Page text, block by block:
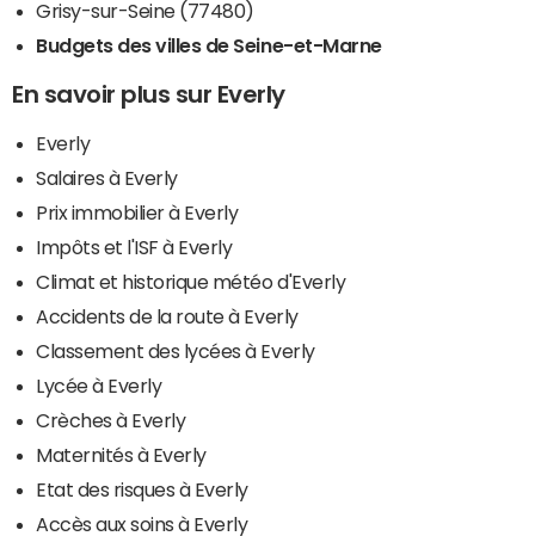
Grisy-sur-Seine (77480)
Budgets des villes de Seine-et-Marne
En savoir plus sur Everly
Everly
Salaires à Everly
Prix immobilier à Everly
Impôts et l'ISF à Everly
Climat et historique météo d'Everly
Accidents de la route à Everly
Classement des lycées à Everly
Lycée à Everly
Crèches à Everly
Maternités à Everly
Etat des risques à Everly
Accès aux soins à Everly